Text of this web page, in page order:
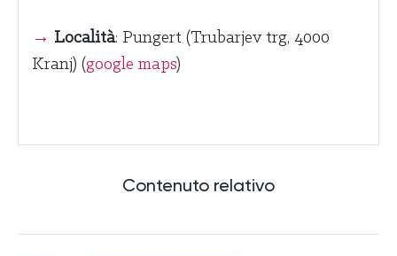
→ Località: Pungert (Trubarjev trg, 4000
Kranj) (google maps)
Contenuto relativo